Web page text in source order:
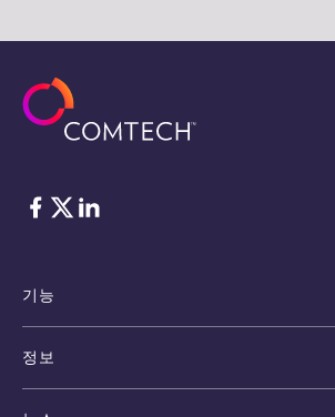
Facebook
Twitter
LinkedIn
기능
정보